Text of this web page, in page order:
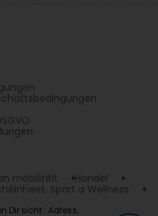
mobilitéit
Handel
Sport a Wellness
Dir sicht : Adress,